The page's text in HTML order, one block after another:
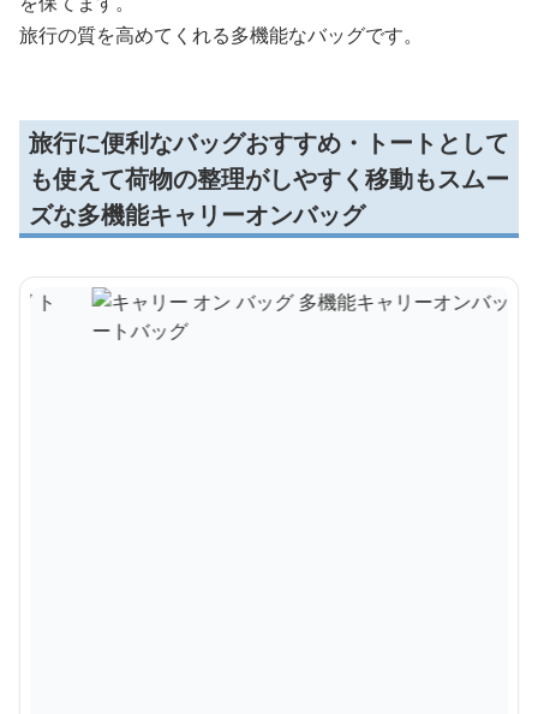
旅行の質を高めてくれる多機能なバッグです。
旅行に便利なバッグおすすめ・トートとして
も使えて荷物の整理がしやすく移動もスムー
ズな多機能キャリーオンバッグ